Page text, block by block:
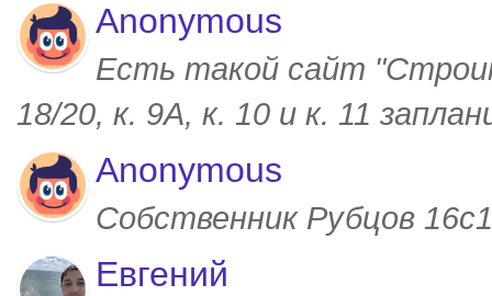
Anonymous
Есть такой сайт
18/20, к. 9А, к. 10 и к. 11
Anonymous
Собственник Рубцов
Евгений